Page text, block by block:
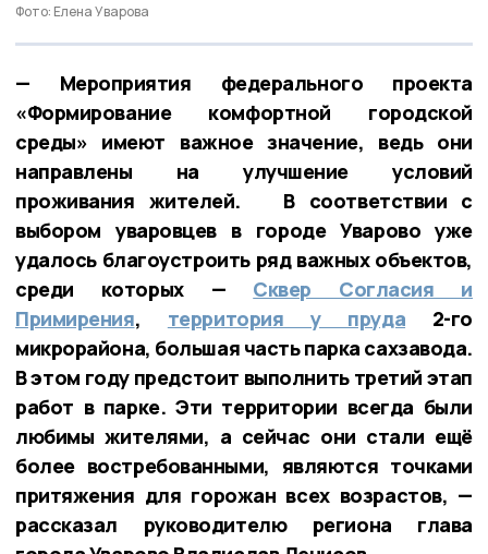
Фото: Елена Уварова
— Мероприятия федерального проекта
«Формирование комфортной городской
среды» имеют важное значение, ведь они
направлены на улучшение условий
проживания жителей. В соответствии с
выбором уваровцев в городе Уварово уже
удалось благоустроить ряд важных объектов,
среди которых — Сквер Согласия и
Примирения, территория у пруда 2-го
микрорайона, большая часть парка сахзавода.
В этом году предстоит выполнить третий этап
работ в парке. Эти территории всегда были
любимы жителями, а сейчас они стали ещё
более востребованными, являются точками
притяжения для горожан всех возрастов, —
рассказал руководителю региона глава